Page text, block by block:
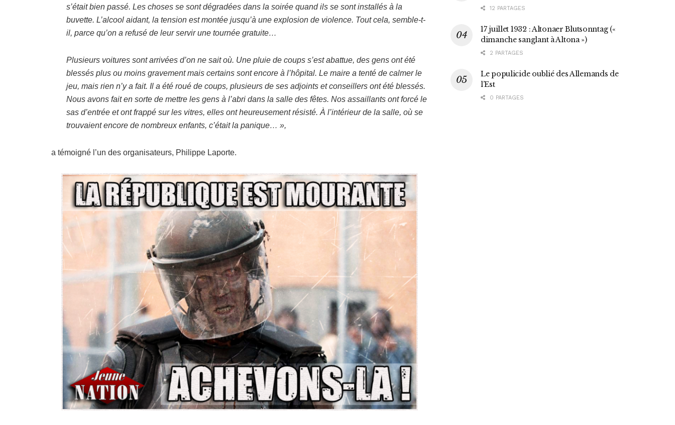
s’était bien passé. Les choses se sont dégradées dans la soirée quand ils se sont installés à la
buvette. L’alcool aidant, la tension est montée jusqu’à une explosion de violence. Tout cela, semble-t-
il, parce qu’on a refusé de leur servir une tournée gratuite…
Plusieurs voitures sont arrivées d’on ne sait où. Une pluie de coups s’est abattue, des gens ont été
blessés plus ou moins gravement mais certains sont encore à l’hôpital. Le maire a tenté de calmer le
jeu, mais rien n’y a fait. Il a été roué de coups, plusieurs de ses adjoints et conseillers ont été blessés.
Nous avons fait en sorte de mettre les gens à l’abri dans la salle des fêtes. Nos assaillants ont forcé le
sas d’entrée et ont frappé sur les vitres, elles ont heureusement résisté. À l’intérieur de la salle, où se
trouvaient encore de nombreux enfants, c’était la panique… »,
a témoigné l’un des organisateurs, Philippe Laporte.
12 PARTAGES
17 juillet 1932 : Altonaer Blutsonntag («
dimanche sanglant à Altona »)
2 PARTAGES
Le populicide oublié des Allemands de
l’Est
0 PARTAGES